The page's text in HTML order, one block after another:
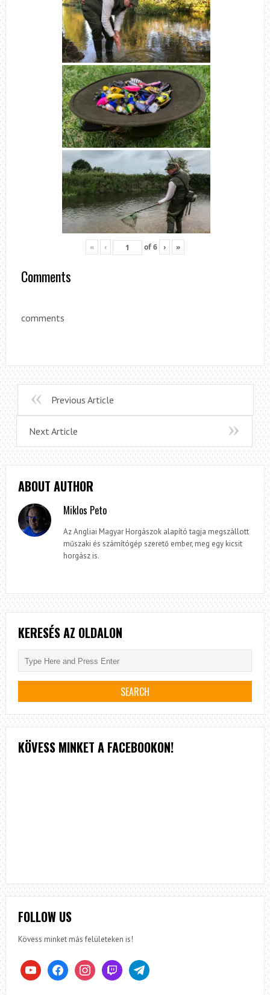
« ‹ of6 › »
Comments
comments
Previous Article
Next Article
ABOUT AUTHOR
Miklos Peto
Az Angliai Magyar Horgászok alapító tagja megszàllott
műszaki és számítógép szerető ember, meg egy kicsit
horgász is.
KERESÉS AZ OLDALON
KÖVESS MINKET A FACEBOOKON!
FOLLOW US
Kövess minket más felületeken is!
youtube facebookinstagramtwitch telegram